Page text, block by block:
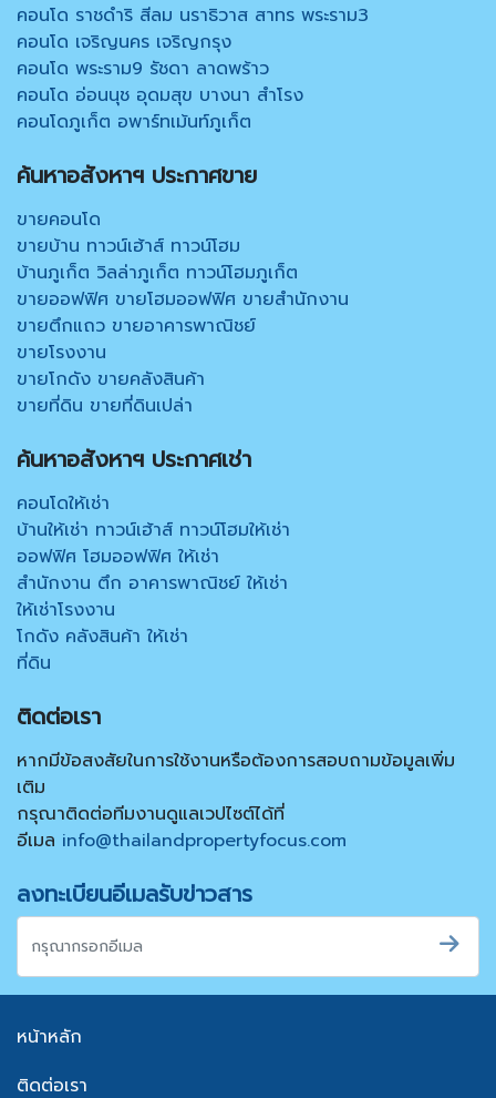
คอนโด ราชดำริ สีลม นราธิวาส สาทร พระราม3
คอนโด เจริญนคร เจริญกรุง
คอนโด พระราม9 รัชดา ลาดพร้าว
คอนโด อ่อนนุช อุดมสุข บางนา สำโรง
คอนโดภูเก็ต อพาร์ทเม้นท์ภูเก็ต
ค้นหาอสังหาฯ ประกาศขาย
ขายคอนโด
ขายบ้าน ทาวน์เฮ้าส์ ทาวน์โฮม
บ้านภูเก็ต วิลล่าภูเก็ต ทาวน์โฮมภูเก็ต
ขายออฟฟิศ ขายโฮมออฟฟิศ ขายสำนักงาน
ขายตึกแถว ขายอาคารพาณิชย์
ขายโรงงาน
ขายโกดัง ขายคลังสินค้า
ขายที่ดิน ขายที่ดินเปล่า
ค้นหาอสังหาฯ ประกาศเช่า
คอนโดให้เช่า
บ้านให้เช่า ทาวน์เฮ้าส์ ทาวน์โฮมให้เช่า
ออฟฟิศ โฮมออฟฟิศ ให้เช่า
สำนักงาน ตึก อาคารพาณิชย์ ให้เช่า
ให้เช่าโรงงาน
โกดัง คลังสินค้า ให้เช่า
ที่ดิน
ติดต่อเรา
หากมีข้อสงสัยในการใช้งานหรือต้องการสอบถามข้อมูลเพิ่ม
เติม
กรุณาติดต่อทีมงานดูแลเวปไซต์ได้ที่
อีเมล info@thailandpropertyfocus.com
ลงทะเบียนอีเมลรับข่าวสาร
หน้าหลัก
ติดต่อเรา